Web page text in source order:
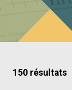
150 résultats